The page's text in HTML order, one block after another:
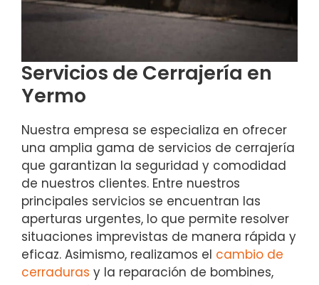
Servicios de Cerrajería en
Yermo
Nuestra empresa se especializa en ofrecer
una amplia gama de servicios de cerrajería
que garantizan la seguridad y comodidad
de nuestros clientes. Entre nuestros
principales servicios se encuentran las
aperturas urgentes, lo que permite resolver
situaciones imprevistas de manera rápida y
eficaz. Asimismo, realizamos el cambio de
cerraduras y la reparación de bombines,